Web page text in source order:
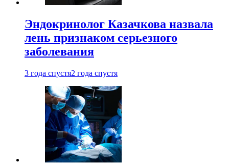
Эндокринолог Казачкова назвала
лень признаком серьезного
заболевания
3 года спустя2 года спустя